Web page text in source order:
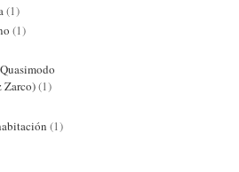
(1)
(1)
Zarco)(1)
(1)